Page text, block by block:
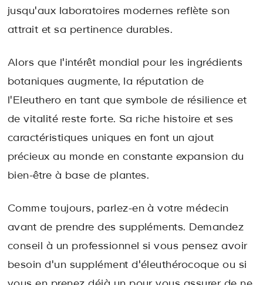
jusqu'aux laboratoires modernes reflète son
attrait et sa pertinence durables.
Alors que l'intérêt mondial pour les ingrédients
botaniques augmente, la réputation de
l'Eleuthero en tant que symbole de résilience et
de vitalité reste forte. Sa riche histoire et ses
caractéristiques uniques en font un ajout
précieux au monde en constante expansion du
bien-être à base de plantes.
Comme toujours, parlez-en à votre médecin
avant de prendre des suppléments. Demandez
conseil à un professionnel si vous pensez avoir
besoin d'un supplément d'éleuthérocoque ou si